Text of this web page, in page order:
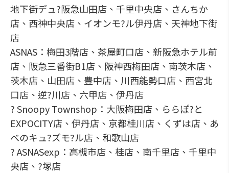
地下街デュ?阪急山田店、千里中央店、さんちか
店、西神中央店、イオンモ?ル伊丹店、天神地下街
店
ASNAS：梅田3階店、茶屋町口店、新阪急ホテル前
店、阪急三番街B1店、阪神西梅田店、南茨木店、
茨木店、山田店、豊中店、川西能勢口店、西宮北
口店、逆?川店、六甲店、伊丹店
? Snoopy Townshop：大阪梅田店、ららぽ?と
EXPOCITY店、伊丹店、京都桂川店、くずは店、あ
べのキュ?ズモ?ル店、和歌山店
? ASNASexp：高槻市店、桂店、南千里店、千里中
央店、?塚店